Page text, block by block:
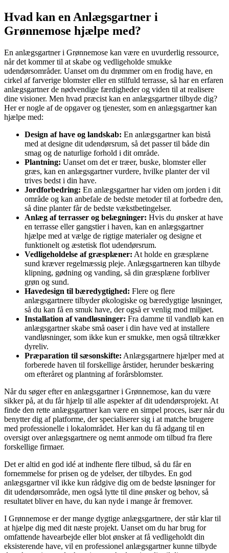
Hvad kan en Anlægsgartner i
Grønnemose hjælpe med?
En anlægsgartner i Grønnemose kan være en uvurderlig ressource,
når det kommer til at skabe og vedligeholde smukke
udendørsområder. Uanset om du drømmer om en frodig have, en
cirkel af farverige blomster eller en stilfuld terrasse, så har en erfaren
anlægsgartner de nødvendige færdigheder og viden til at realisere
dine visioner. Men hvad præcist kan en anlægsgartner tilbyde dig?
Her er nogle af de opgaver og tjenester, som en anlægsgartner kan
hjælpe med:
Design af have og landskab: En anlægsgartner kan bistå
med at designe dit udendørsrum, så det passer til både din
smag og de naturlige forhold i dit område.
Plantning: Uanset om det er træer, buske, blomster eller
græs, kan en anlægsgartner vurdere, hvilke planter der vil
trives bedst i din have.
Jordforbedring: En anlægsgartner har viden om jorden i dit
område og kan anbefale de bedste metoder til at forbedre den,
så dine planter får de bedste vækstbetingelser.
Anlæg af terrasser og belægninger: Hvis du ønsker at have
en terrasse eller gangstier i haven, kan en anlægsgartner
hjælpe med at vælge de rigtige materialer og designe et
funktionelt og æstetisk flot udendørsrum.
Vedligeholdelse af græsplæner: At holde en græsplæne
sund kræver regelmæssig pleje. Anlægsgartneren kan tilbyde
klipning, gødning og vanding, så din græsplæne forbliver
grøn og sund.
Havedesign til bæredygtighed: Flere og flere
anlægsgartnere tilbyder økologiske og bæredygtige løsninger,
så du kan få en smuk have, der også er venlig mod miljøet.
Installation af vandløsninger: Fra damme til vandløb kan en
anlægsgartner skabe små oaser i din have ved at installere
vandløsninger, som ikke kun er smukke, men også tiltrækker
dyreliv.
Præparation til sæsonskifte: Anlægsgartnere hjælper med at
forberede haven til forskellige årstider, herunder beskæring
om efteråret og plantning af forårsblomster.
Når du søger efter en anlægsgartner i Grønnemose, kan du være
sikker på, at du får hjælp til alle aspekter af dit udendørsprojekt. At
finde den rette anlægsgartner kan være en simpel proces, især når du
benytter dig af platforme, der specialiserer sig i at matche brugere
med professionelle i lokalområdet. Her kan du få adgang til en
oversigt over anlægsgartnere og nemt anmode om tilbud fra flere
forskellige firmaer.
Det er altid en god idé at indhente flere tilbud, så du får en
fornemmelse for prisen og de ydelser, der tilbydes. En god
anlægsgartner vil ikke kun rådgive dig om de bedste løsninger for
dit udendørsområde, men også lytte til dine ønsker og behov, så
resultatet bliver en have, du kan nyde i mange år fremover.
I Grønnemose er der mange dygtige anlægsgartnere, der står klar til
at hjælpe dig med dit næste projekt. Uanset om du har brug for
omfattende havearbejde eller blot ønsker at få vedligeholdt din
eksisterende have, vil en professionel anlægsgartner kunne tilbyde